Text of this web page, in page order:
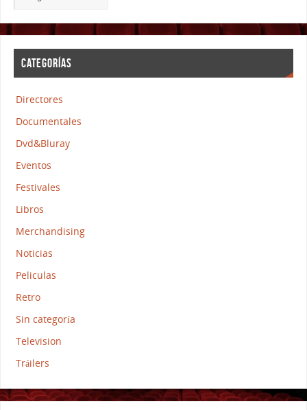
CATEGORÍAS
Directores
Documentales
Dvd&Bluray
Eventos
Festivales
Libros
Merchandising
Noticias
Peliculas
Retro
Sin categoría
Television
Tráilers